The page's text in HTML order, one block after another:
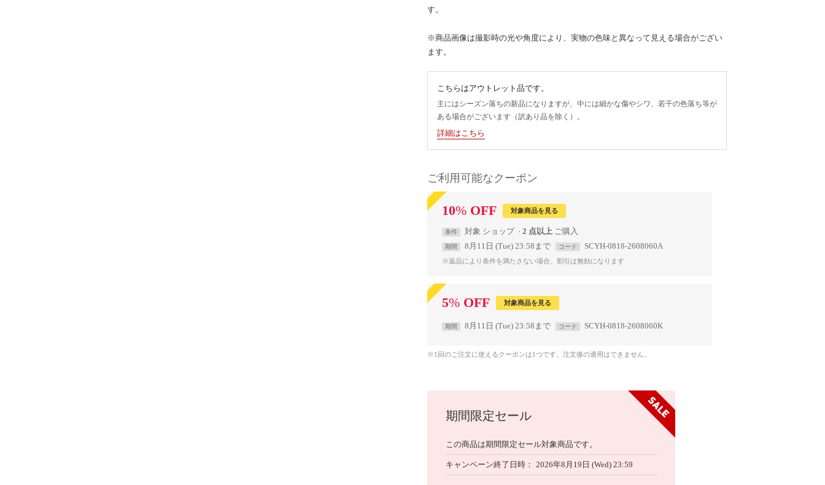
す。
※商品画像は撮影時の光や角度により、実物の色味と異なって見える場合がござい
ます。
こちらはアウトレット品です。
主にはシーズン落ちの新品になりますが、中には細かな傷やシワ、若干の色落ち等が
ある場合がございます（訳あり品を除く）。
詳細はこちら
ご利用可能なクーポン
10% OFF 対象商品を見る
条件 対象 ショップ 2 点以上
期間 8月11日 (Tue) 23:58まで コード SCYH-0818-2608060A
※返品により条件を満たさない場合、割引は無効になります
5% OFF 対象商品を見る
期間 8月11日 (Tue) 23:58まで コード SCYH-0818-2608060K
※1回のご注文に使えるクーポンは1つです。注文後の適用はできません。
期間限定セール
この商品は期間限定セール対象商品です。
キャンペーン終了日時 2026年8月19日 (Wed) 23:59